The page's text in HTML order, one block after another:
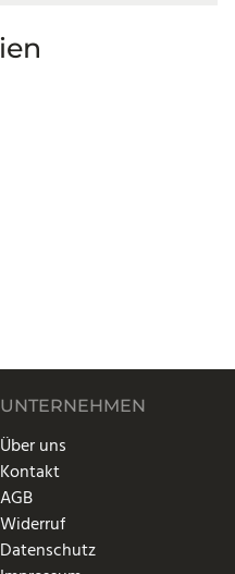
UNTERNEHMEN
Über uns
Kontakt
AGB
Widerruf
Datenschutz